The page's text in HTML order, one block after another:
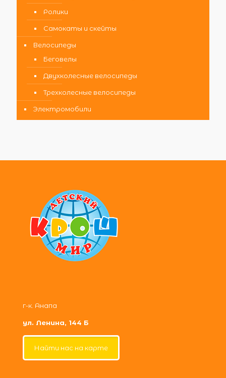
Ролики
Самокаты и скейты
Велосипеды
Беговелы
Двухколесные велосипеды
Трехколесные велосипеды
Электромобили
г-к. Анапа
ул. Ленина, 144 Б
Найти нас на карте